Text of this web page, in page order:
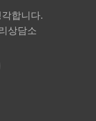
합니다.
상담소